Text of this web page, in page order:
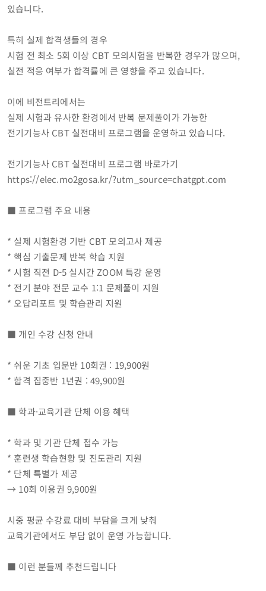
읍면소개
진원면
남면
동화면
삼서면
황룡면
서삼면
북일면
북하면
찾아오시는길
있습니다.
특히 실제 합격생들의 경우
시험 전 최소 5회 이상 CBT 모의시험을 반복한 경우가 많으며,
실전 적응 여부가 합격률에 큰 영향을 주고 있습니다.
이에 비전트리에서는
실제 시험과 유사한 환경에서 반복 문제풀이가 가능한
전기기능사 CBT 실전대비 프로그램을 운영하고 있습니다.
전기기능사 CBT 실전대비 프로그램 바로가기
https://elec.mo2gosa.kr/?utm_source=chatgpt.com
■ 프로그램 주요 내용
* 실제 시험환경 기반 CBT 모의고사 제공
* 핵심 기출문제 반복 학습 지원
* 시험 직전 D-5 실시간 ZOOM 특강 운영
* 전기 분야 전문 교수 1:1 문제풀이 지원
* 오답리포트 및 학습관리 지원
■ 개인 수강 신청 안내
* 쉬운 기초 입문반 10회권 : 19,900원
* 합격 집중반 1년권 : 49,900원
■ 학과·교육기관 단체 이용 혜택
* 학과 및 기관 단체 접수 가능
* 훈련생 학습현황 및 진도관리 지원
* 단체 특별가 제공
→ 10회 이용권 9,900원
시중 평균 수강료 대비 부담을 크게 낮춰
교육기관에서도 부담 없이 운영 가능합니다.
■ 이런 분들께 추천드립니다